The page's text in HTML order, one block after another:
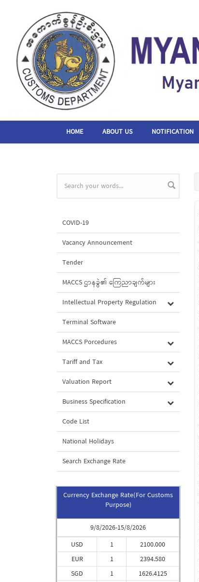
HOME ABOUT US NOTIFICATION
Search form
COVID-19
Vacancy Announcement
Tender
MACCS ဌာနခွဲ၏ ကြေညာချက်များ
Intellectual Property Regulation
Terminal Software
MACCS Porcedures
Tariff and Tax
Valuation Report
Business Specification
Code List
National Holidays
Search Exchange Rate
Currency Exchange Rate(For Customs
Purpose)
9/8/2026-15/8/2026
USD
EUR
SGD
1
1
1
2100.000
2394.580
1626.4125